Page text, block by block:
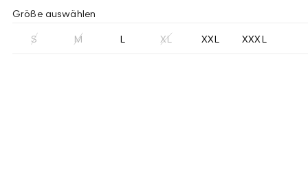
Größe auswählen
S M L XL XXL XXXL